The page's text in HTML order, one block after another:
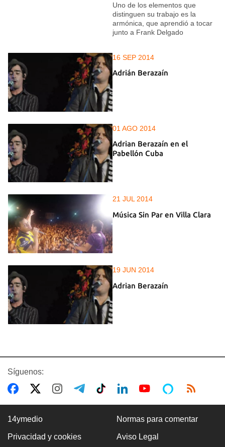
Uno de los elementos que
distinguen su trabajo es la
armónica, que aprendió a tocar
junto a Frank Delgado
16 SEP 2014
Adrián Berazaín
01 AGO 2014
Adrian Berazaín en el
Pabellón Cuba
21 JUL 2014
Música Sin Par en Villa Clara
19 JUN 2014
Adrian Berazaín
Síguenos:
14ymedio Normas para comentar
Privacidad y cookies Aviso Legal